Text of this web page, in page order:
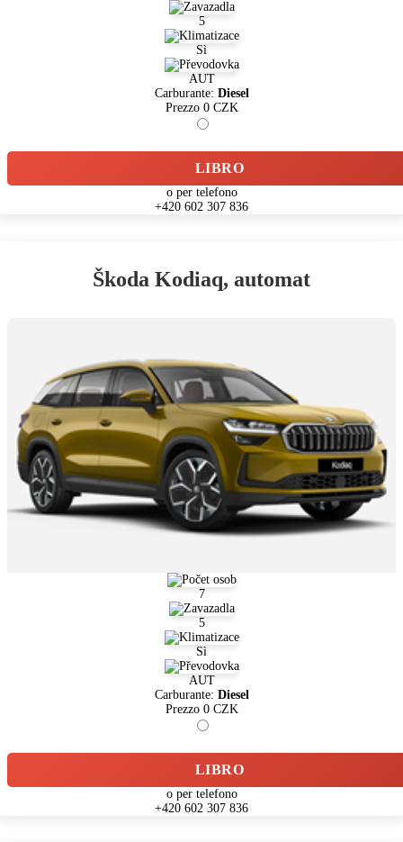
5
Sì
AUT
Carburante: Diesel
Prezzo 0CZK
LIBRO
o per telefono
+420 602 307 836
Škoda Kodiaq, automat
7
5
Sì
AUT
Carburante: Diesel
Prezzo 0CZK
LIBRO
o per telefono
+420 602 307 836